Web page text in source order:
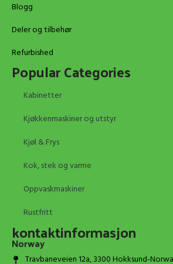
Blogg
Deler og tilbehør
Refurbished
Popular Categories
Kabinetter
Kjøkkenmaskiner og utstyr
Kjøl & Frys
Kok, stek og varme
Oppvaskmaskiner
Rustfritt
kontaktinformasjon
Norway
Travbaneveien 12a, 3300 Hokksund-